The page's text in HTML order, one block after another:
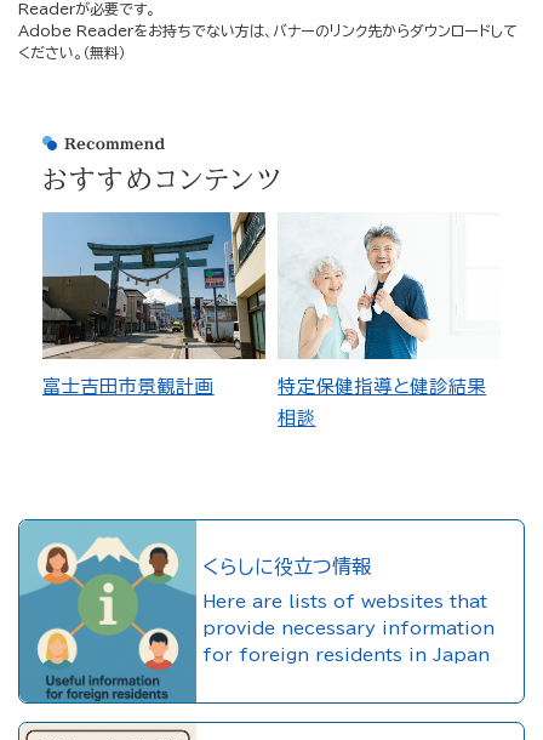
Readerが必要です。
Adobe Readerをお持ちでない方は、バナーのリンク先からダウンロードして
ください。（無料）
おすすめコンテンツ
富士吉田市景観計画
特定保健指導と健診結果
相談
くらしに役立つ情報
Here are lists of websites that
provide necessary information
for foreign residents in Japan